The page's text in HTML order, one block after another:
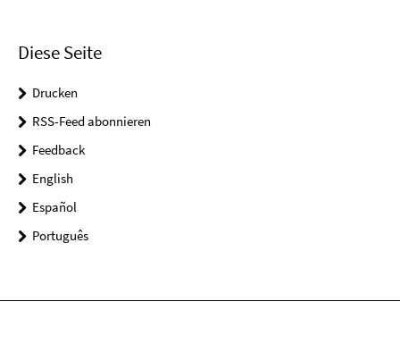
Diese Seite
Drucken
RSS-Feed abonnieren
Feedback
English
Español
Português